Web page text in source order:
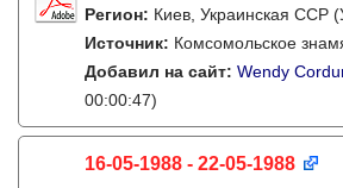
Регион: Киев, Украинская ССР
Источник: Комсомольское
Добавил на сайт: Wendy
00:00:47)
16-05-1988 - 22-05-1988